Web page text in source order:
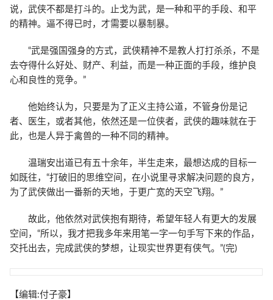
说，武侠不都是打斗的。止戈为武，是一种和平的手段、和平
的精神。逼不得已时，才需要以暴制暴。
“武是强国强身的方式，武侠精神不是教人打打杀杀，不是
去夺得什么好处、财产、利益，而是一种正面的手段，维护良
心和良性的竞争。”
他始终认为，只要是为了正义主持公道，不管身份是记
者、医生，或者其他，依然还是一位侠者，武侠的趣味就在于
此，也是人异于禽兽的一种不同的精神。
温瑞安出道已有五十余年，半生走来，最想达成的目标一
如既往，“打破旧的思维空间，在小说里寻求解决问题的良方，
为了武侠做出一番新的天地，于更广宽的天空飞翔。”
故此，他依然对武侠抱有期待，希望年轻人有更大的发展
空间，“所以，我才把我多年来用笔一字一句手写下来的作品，
交托出去，完成武侠的梦想，让现实世界更有侠气。”(完)
【编辑:付子豪】